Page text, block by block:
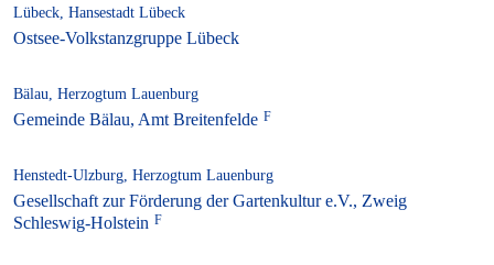
Lübeck, Hansestadt Lübeck
Ostsee-Volkstanzgruppe Lübeck
Bälau, Herzogtum Lauenburg
Gemeinde Bälau, Amt Breitenfelde
Henstedt-Ulzburg, Herzogtum Lauenburg
Gesellschaft zur Förderung der Gartenkultur e.V., Zweig
Schleswig-Holstein